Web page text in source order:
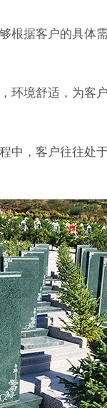
根据客户的具体
环境舒适，为客
中，客户往往处